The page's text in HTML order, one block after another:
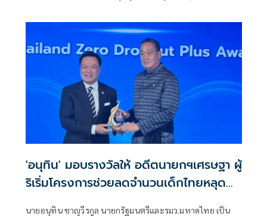
'อนุทิน' มอบรางวัลให้ อดีตนายกฯเศรษฐา ผู้
ริเริ่มโครงการช่วยลดจำนวนเด็กไทยหลุด
นายอนุทิน ชาญวีรกูล นายกรัฐมนตรีและรมว.มหาดไทย เป็น